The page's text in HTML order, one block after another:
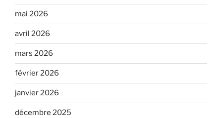
mai 2026
avril 2026
mars 2026
février 2026
janvier 2026
décembre 2025